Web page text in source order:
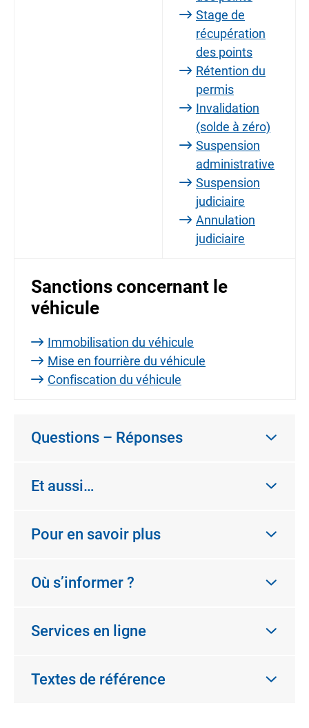
Stage de
récupération
des points
Rétention du
permis
Invalidation
(solde à zéro)
Suspension
administrative
Suspension
judiciaire
Annulation
judiciaire
Sanctions concernant le
véhicule
Immobilisation du véhicule
Mise en fourrière du véhicule
Confiscation du véhicule
Questions – Réponses
Et aussi…
Pour en savoir plus
Où s’informer ?
Services en ligne
Textes de référence